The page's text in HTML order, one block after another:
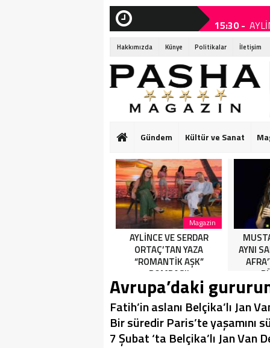
15:30 -
15:30 -
15:25 -
15:05 -
14:15 -
14:15 -
01:55 -
01:50 -
HARBİYE’DE
Hakkımızda Künye Politikalar İletişim
Gündem Kültür ve Sanat
Magazin
AYLİNCE VE SERDAR
ORTAÇ’TAN YAZA
“ROMANTİK AŞK”
BOMBASI!
AYNI
Avrupa’daki
Fatih’in aslanı Belçika’lı Jan
Bir süredir Paris’te yaşamını
7 Şubat ‘ta Belçika’lı Jan Van